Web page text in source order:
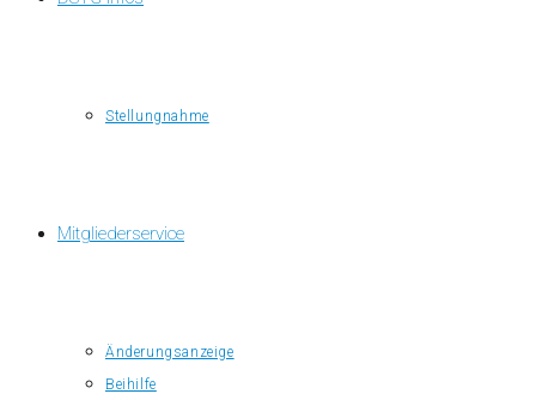
Stellungnahme
Mitgliederservice
Änderungsanzeige
Beihilfe